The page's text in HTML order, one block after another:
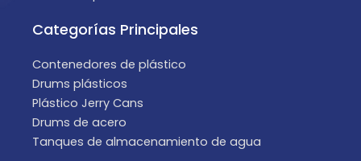
Categorías Principales
Contenedores de plástico
Drums plásticos
Plástico Jerry Cans
Drums de acero
Tanques de almacenamiento de agua